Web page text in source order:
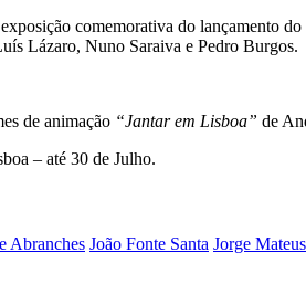
comemorativa do lançamento
Lázaro, Nuno Saraiva e Pedro Burgos.
de animação “Jantar em Lisboa” de
– até 30 de Julho.
Abranches João Fonte Santa Jorge Mateus